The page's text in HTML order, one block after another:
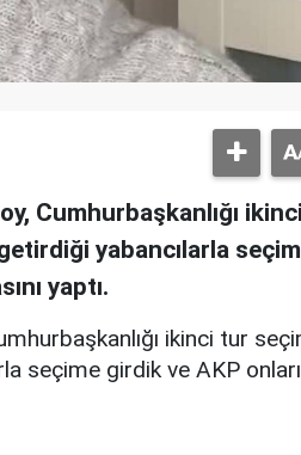
Cumhurbaşkanlığı
yabancılarla
yaptı.
ikinci tur
seçime girdik ve AKP